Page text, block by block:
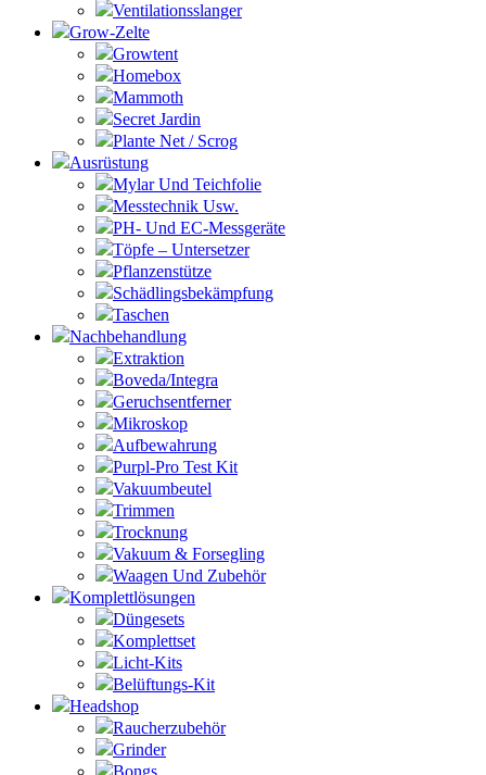
Ventilationsslanger
Grow-Zelte
Growtent
Homebox
Mammoth
Secret Jardin
Plante Net / Scrog
Ausrüstung
Mylar Und Teichfolie
Messtechnik Usw.
PH- Und EC-Messgeräte
Töpfe – Untersetzer
Pflanzenstütze
Schädlingsbekämpfung
Taschen
Nachbehandlung
Extraktion
Boveda/Integra
Geruchsentferner
Mikroskop
Aufbewahrung
Purpl-Pro Test Kit
Vakuumbeutel
Trimmen
Trocknung
Vakuum & Forsegling
Waagen Und Zubehör
Komplettlösungen
Düngesets
Komplettset
Licht-Kits
Belüftungs-Kit
Headshop
Raucherzubehör
Grinder
Bongs